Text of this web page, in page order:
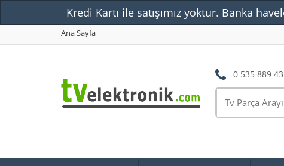
Ana Sayfa
0 535 889
Kredi Kartı ile satışımız yoktur. Banka